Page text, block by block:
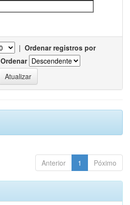
| Ordenar registros por
Ordenar
Anterior 1 Póximo